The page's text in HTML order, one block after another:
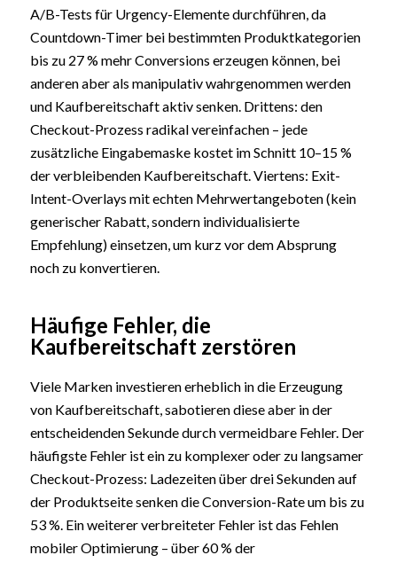
A/B-Tests für Urgency-Elemente durchführen, da
Countdown-Timer bei bestimmten Produktkategorien
bis zu 27 % mehr Conversions erzeugen können, bei
anderen aber als manipulativ wahrgenommen werden
und Kaufbereitschaft aktiv senken. Drittens: den
Checkout-Prozess radikal vereinfachen – jede
zusätzliche Eingabemaske kostet im Schnitt 10–15 %
der verbleibenden Kaufbereitschaft. Viertens: Exit-
Intent-Overlays mit echten Mehrwertangeboten (kein
generischer Rabatt, sondern individualisierte
Empfehlung) einsetzen, um kurz vor dem Absprung
noch zu konvertieren.
Häufige Fehler, die
Kaufbereitschaft zerstören
Viele Marken investieren erheblich in die Erzeugung
von Kaufbereitschaft, sabotieren diese aber in der
entscheidenden Sekunde durch vermeidbare Fehler. Der
häufigste Fehler ist ein zu komplexer oder zu langsamer
Checkout-Prozess: Ladezeiten über drei Sekunden auf
der Produktseite senken die Conversion-Rate um bis zu
53 %. Ein weiterer verbreiteter Fehler ist das Fehlen
mobiler Optimierung – über 60 % der